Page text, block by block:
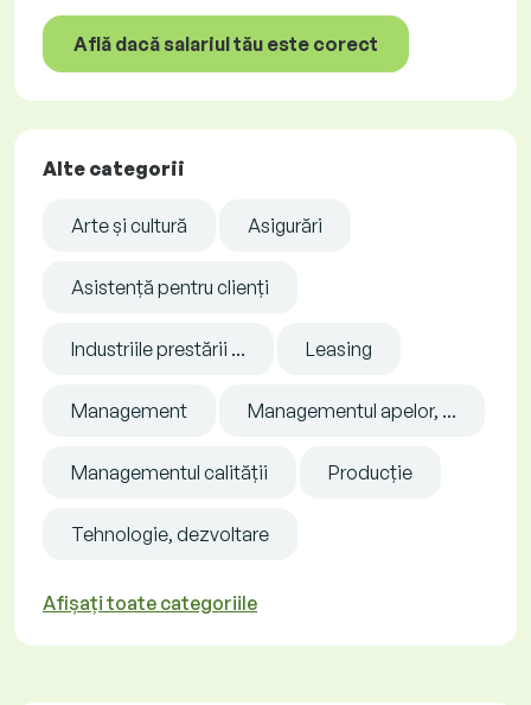
Află dacă salariul tău este corect
Alte categorii
Arte și cultură Asigurări
Asistență pentru clienți
Industriile prestării ... Leasing
Management Managementul apelor, ...
Managementul calității Producție
Tehnologie, dezvoltare
Afișați toate categoriile